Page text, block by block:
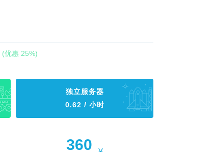
(优惠 25%)
独立服务器
0.62 / 小时
360